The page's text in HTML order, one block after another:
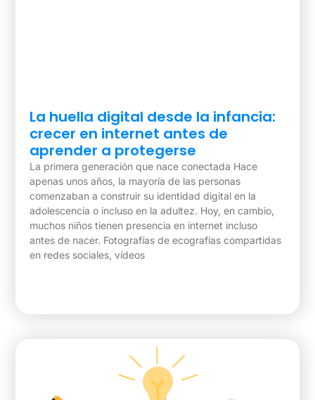
La huella digital desde la infancia:
crecer en internet antes de
aprender a protegerse
La primera generación que nace conectada Hace
apenas unos años, la mayoría de las personas
comenzaban a construir su identidad digital en la
adolescencia o incluso en la adultez. Hoy, en cambio,
muchos niños tienen presencia en internet incluso
antes de nacer. Fotografías de ecografías compartidas
en redes sociales, vídeos